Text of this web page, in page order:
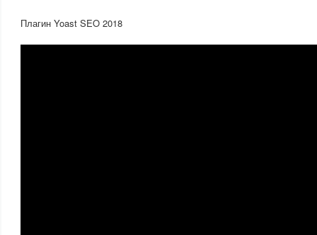
Плагин Yoast SEO 2018